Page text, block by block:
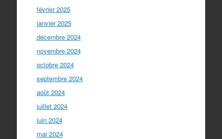
février 2025
janvier 2025
décembre 2024
novembre 2024
octobre 2024
septembre 2024
août 2024
juillet 2024
juin 2024
mai 2024